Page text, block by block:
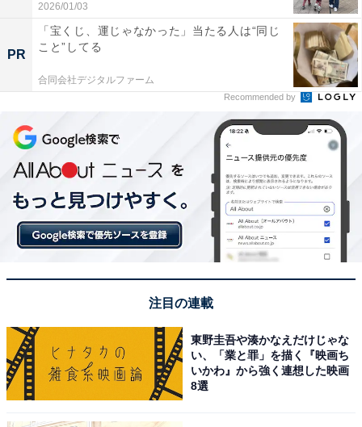
2026/01/03
PR
「宝くじ、運じゃなかった」当たる人は“同じ
こと”してる
合同会社デジタルファーム
Recommended by
注目の連載
東野圭吾や湊かなえだけじゃな
い、「業と罪」を描く『映画ち
いかわ』から強く連想した映画
8選